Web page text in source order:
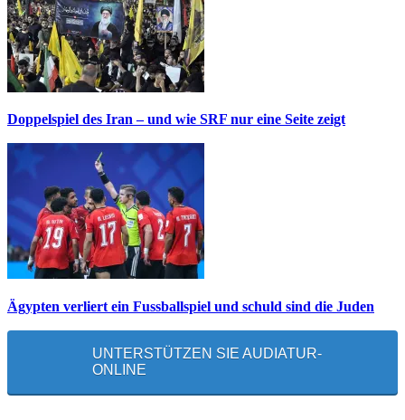
Doppelspiel des Iran – und wie SRF nur eine Seite zeigt
Ägypten verliert ein Fussballspiel und schuld sind die Juden
UNTERSTÜTZEN SIE AUDIATUR-
ONLINE